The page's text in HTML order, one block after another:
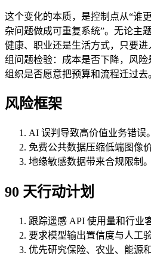
这个变化的本质，是控制点从“谁
杂问题做成可重复系统”。无论主
健康、职业还是生活方式，只要
组问题检验：成本是否下降，风险
组织是否愿意把预算和流程迁过去
风险框架
AI 误判导致高价值业务错误。
免费公共数据压缩低端图像价
地缘敏感数据带来合规限制。
90 天行动计划
跟踪遥感 API 使用量和行业
要求模型输出置信度与人工
优先研究保险、农业、能源